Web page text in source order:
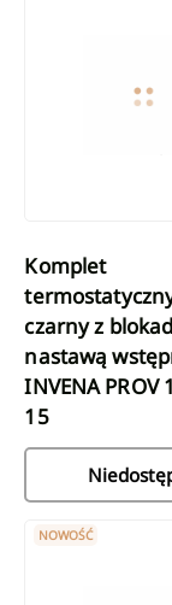
Komplet
czarny z
nastawą
INVENA PROV
15
Komplet
NOWOŚĆ